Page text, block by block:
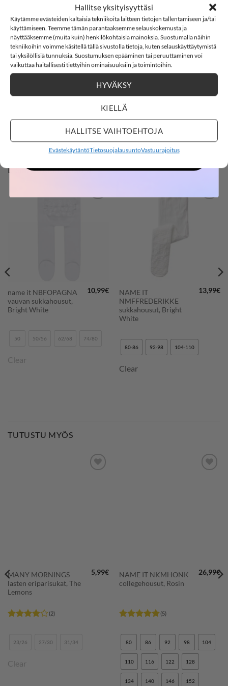
Hallitse yksityisyyttäsi
Käytämme evästeiden kaltaisia tekniikoita laitteen tietojen tallentamiseen ja/tai
käyttämiseen. Teemme tämän parantaaksemme selauskokemusta ja
näyttääksemme (muita kuin) henkilökohtaisia mainoksia. Suostumalla näihin
tekniikoihin voimme käsitellä tällä sivustolla tietoja, kuten selauskäyttäytymistä
tai yksilöllisiä tunnuksia. Suostumuksen epääminen tai peruuttaminen voi
vaikuttaa haitallisesti tiettyihin ominaisuuksiin ja toimintoihin.
HYVÄKSY
KIELLÄ
HALLITSE VAIHTOEHTOJA
EvästekäytäntöTietosuojalausuntoVastuurajoitus
Name it NKFRASHINE ohuet sukkahousut
Name it NKFRASHINE ohuet sukkahousut, joissa kultaista
lankaa hillitysti efektinä.
Väri: Black
Kokotaulukko
Lisää Sukkahousuja
name it NBFOPAGNA
vauvan sukkahousut,
Bright White
10,99€
50 50/56 62/68 74/80
Clear
NAME IT
NMFFREDERIKKE
sukkahousut, Bright
White
13,99€
80-86 92-98 104-110
Clear
TUTUSTU MYÖS
MANY MORNINGS
lasten eriparisukat, The
Lemons
4/ 5
(2)
5,99€
23/26 27/30 31/34
Clear
NAME IT NKMHONK
collegehousut, Rosin
tuotteesta:5
/ 5
(5)
26,99€
80 86 92 98 104
110 116 122 128
134 140 146 152
-15%
15% ALENNUS KOODILLA:SOFTSHELL15
Countdown ends in:
0217
hours
::41
41
minutes
:05
seconds